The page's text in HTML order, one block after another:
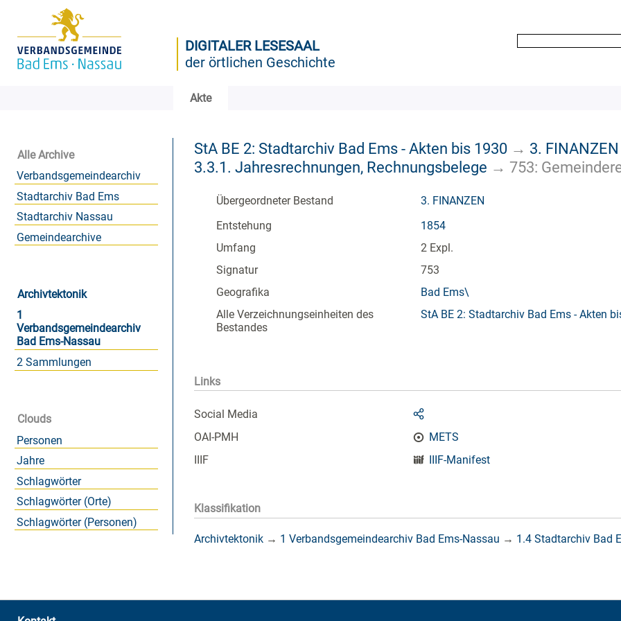
DIGITALER LESESAAL
der örtlichen Geschichte
Akte
Alle Archive
Verbandsgemeindearchiv
Stadtarchiv Bad Ems
Stadtarchiv Nassau
Gemeindearchive
Archivtektonik
1
Verbandsgemeindearchiv
Bad Ems-Nassau
2 Sammlungen
Clouds
Personen
Jahre
Schlagwörter
Schlagwörter (Orte)
Schlagwörter (Personen)
StA BE 2: Stadtarchiv Bad Ems - Akten bis 1930 → 3. FINANZEN
3.3.1. Jahresrechnungen, Rechnungsbelege → 753:
Übergeordneter Bestand
3. FINANZEN
Entstehung
1854
Umfang
2 Expl.
Signatur
753
Geografika
Bad Ems\
Alle Verzeichnungseinheiten des
Bestandes
StA BE 2: Stadtarchiv Bad Ems - Akten
Links
Social Media
OAI-PMH
METS
IIIF
IIIF-Manifest
Klassifikation
Archivtektonik → 1 Verbandsgemeindearchiv Bad Ems-Nassau → 1.4 Stadtarchiv Bad